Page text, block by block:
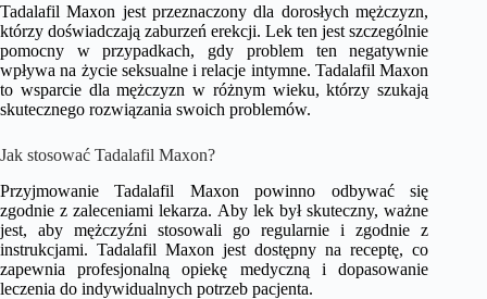
Tadalafil Maxon jest przeznaczony dla dorosłych mężczyzn,
którzy doświadczają zaburzeń erekcji. Lek ten jest szczególnie
pomocny w przypadkach, gdy problem ten negatywnie
wpływa na życie seksualne i relacje intymne. Tadalafil Maxon
to wsparcie dla mężczyzn w różnym wieku, którzy szukają
skutecznego rozwiązania swoich problemów.
Jak stosować Tadalafil Maxon?
Przyjmowanie Tadalafil Maxon powinno odbywać się
zgodnie z zaleceniami lekarza. Aby lek był skuteczny, ważne
jest, aby mężczyźni stosowali go regularnie i zgodnie z
instrukcjami. Tadalafil Maxon jest dostępny na receptę, co
zapewnia profesjonalną opiekę medyczną i dopasowanie
leczenia do indywidualnych potrzeb pacjenta.